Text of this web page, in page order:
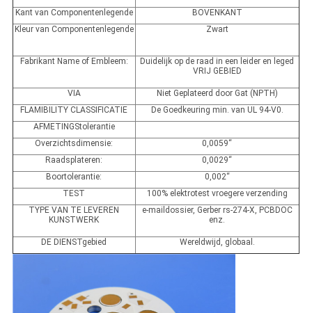
Kant van Componentenlegende
BOVENKANT
Kleur van Componentenlegende
Zwart
Fabrikant Name of Embleem:
Duidelijk op de raad in een leider en leged
VRIJ GEBIED
VIA
Niet Geplateerd door Gat (NPTH)
FLAMIBILITY CLASSIFICATIE
De Goedkeuring min. van UL 94-V0.
AFMETINGStolerantie
Overzichtsdimensie:
0,0059“
Raadsplateren:
0,0029“
Boortolerantie:
0,002“
TEST
100% elektrotest vroegere verzending
TYPE VAN TE LEVEREN
KUNSTWERK
e-maildossier, Gerber rs-274-X, PCBDOC
enz.
DE DIENSTgebied Wereldwijd, globaal.